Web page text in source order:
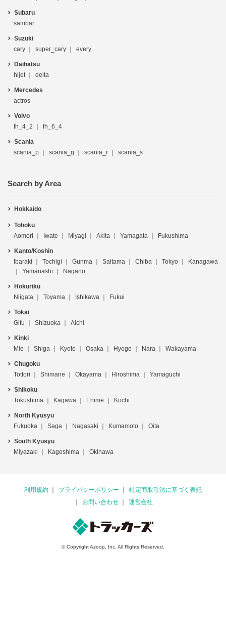
Subaru
sambar
Suzuki
cary
super_cary every
Daihatsu
hijet
delta
Mercedes
actros
Volvo
fh_4_2
fh_6_4
Scania
scania_p
scania_g scania_r scania_s
Search by Area
Hokkaido
Tohoku
Aomori
Iwate Miyagi Akita Yamagata Fukushima
Kanto/Koshin
Ibaraki
Tochigi Gunma Saitama Chiba Tokyo
Kanagawa
Yamanashi
Nagano
Hokuriku
Niigata
Toyama Ishikawa Fukui
Tokai
Gifu
Shizuoka Aichi
Kinki
Mie
Shiga Kyoto Osaka Hyogo Nara Wakayama
Chugoku
Tottori
Shimane Okayama Hiroshima Yamaguchi
Shikoku
Tokushima
Kagawa Ehime Kochi
North Kyusyu
Fukuoka
Saga Nagasaki Kumamoto Oita
South Kyusyu
Miyazaki
Kagoshima Okinawa
利用規約 プライバシーポリシー
特定商取引法に基づく表記
お問い合わせ
運営会社
© Copyright Azoop, Inc. All Rights Reserved.